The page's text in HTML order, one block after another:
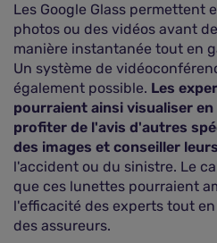
Les Google Glass permettent
photos ou des vidéos avant
manière instantanée tout en
Un système de
également possible. Les
pourraient ainsi visualiser
profiter de l'avis d'autres
des images et conseiller
l'accident ou du sinistre. Le
que ces lunettes pourraient
l'efficacité des experts tout
des assureurs.